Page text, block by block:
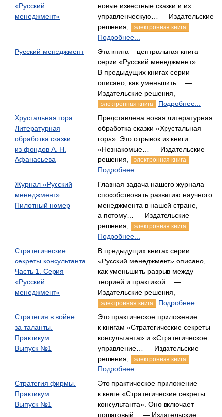
«Русский
менеджмент»
новые известные сказки и их
управленческую… — Издательские
решения,
электронная книга
Подробнее...
Русский менеджмент
Эта книга – центральная книга
серии «Русский менеджмент».
В предыдущих книгах серии
описано, как уменьшить… —
Издательские решения,
электронная книга
Подробнее...
Хрустальная гора.
Литературная
обработка сказки
из фондов А. Н.
Афанасьева
Представлена новая литературная
обработка сказки «Хрустальная
гора». Это отрывок из книги
«Незнакомые… — Издательские
решения,
электронная книга
Подробнее...
Журнал «Русский
менеджмент».
Пилотный номер
Главная задача нашего журнала –
способствовать развитию научного
менеджмента в нашей стране,
а потому… — Издательские
решения,
электронная книга
Подробнее...
Стратегические
секреты консультанта.
Часть 1. Серия
«Русский
менеджмент»
В предыдущих книгах серии
«Русский менеджмент» описано,
как уменьшить разрыв между
теорией и практикой… —
Издательские решения,
электронная книга
Подробнее...
Стратегия в войне
за таланты.
Практикум:
Выпуск №1
Это практическое приложение
к книгам «Стратегические секреты
консультанта» и «Стратегическое
управление… — Издательские
решения,
электронная книга
Подробнее...
Стратегия фирмы.
Практикум:
Выпуск №1
Это практическое приложение
к книге «Стратегические секреты
консультанта». Оно включает
пошаговый… — Издательские